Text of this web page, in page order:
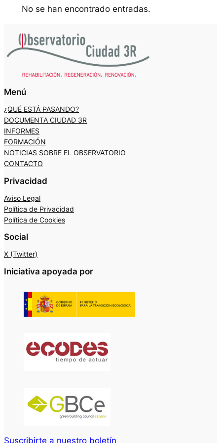
No se han encontrado entradas.
Menú
¿QUÉ ESTÁ PASANDO?
DOCUMENTA CIUDAD 3R
INFORMES
FORMACIÓN
NOTICIAS SOBRE EL OBSERVATORIO
CONTACTO
Privacidad
Aviso Legal
Política de Privacidad
Política de Cookies
Social
X (Twitter)
Iniciativa apoyada por
Suscribirte a nuestro boletín